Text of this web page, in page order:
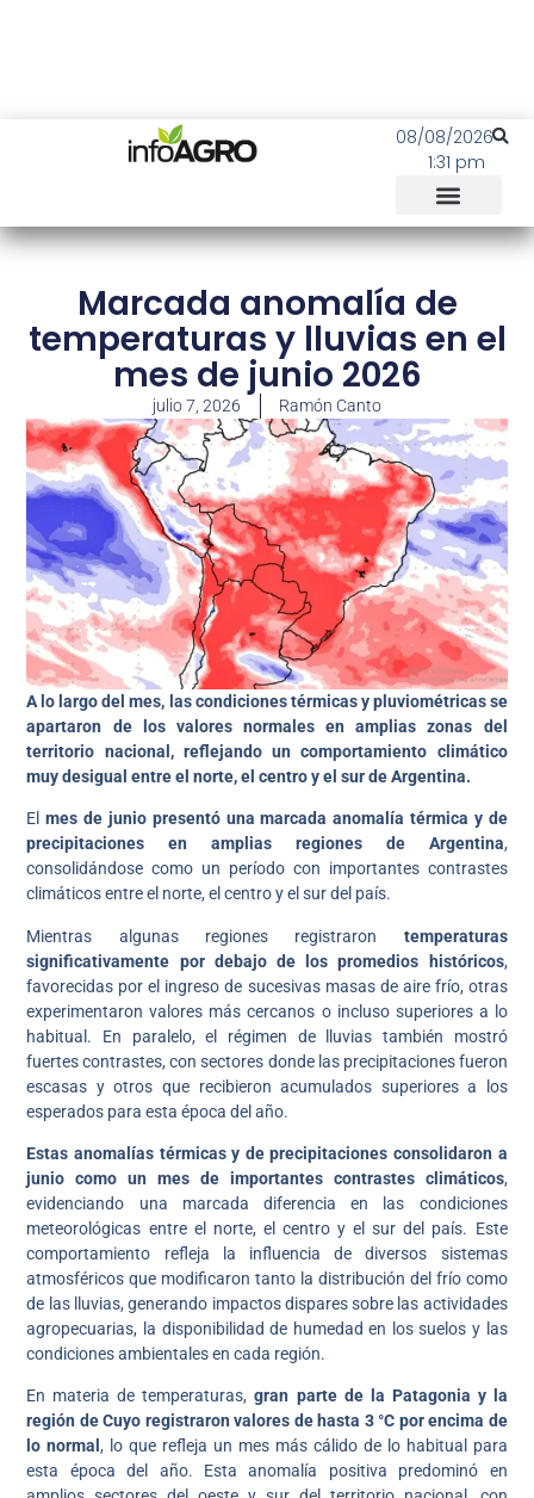
08/08/2026
1:31 pm
Marcada anomalía de
temperaturas y lluvias en el
mes de junio 2026
julio 7, 2026 Ramón Canto
A lo largo del mes, las condiciones térmicas y pluviométricas se
apartaron de los valores normales en amplias zonas del
territorio nacional, reflejando un comportamiento climático
muy desigual entre el norte, el centro y el sur de Argentina.
Elmes de junio presentó una marcada anomalía térmica y de
precipitaciones en amplias regiones de Argentina,
consolidándose como un período con importantes contrastes
climáticos entre el norte, el centro y el sur del país.
Mientras algunas regiones registraron temperaturas
significativamente por debajo de los promedios históricos,
favorecidas por el ingreso de sucesivas masas de aire frío, otras
experimentaron valores más cercanos o incluso superiores a lo
habitual. En paralelo, el régimen de lluvias también mostró
fuertes contrastes, con sectores donde las precipitaciones fueron
escasas y otros que recibieron acumulados superiores a los
esperados para esta época del año.
Estas anomalías térmicas y de precipitaciones consolidaron a
junio como un mes de importantes contrastes climáticos,
evidenciando una marcada diferencia en las condiciones
meteorológicas entre el norte, el centro y el sur del país. Este
comportamiento refleja la influencia de diversos sistemas
atmosféricos que modificaron tanto la distribución del frío como
de las lluvias, generando impactos dispares sobre las actividades
agropecuarias, la disponibilidad de humedad en los suelos y las
condiciones ambientales en cada región.
En materia de temperaturas,gran parte de la Patagonia y la
región de Cuyo registraron valores de hasta 3 °C por encima de
lo normal, lo que refleja un mes más cálido de lo habitual para
esta época del año. Esta anomalía positiva predominó en